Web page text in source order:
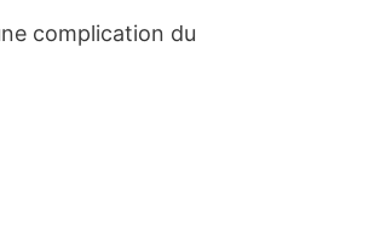
complication du